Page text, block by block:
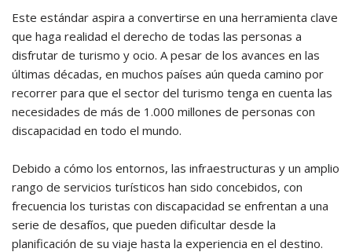
Este estándar aspira a convertirse en una herramienta clave
que haga realidad el derecho de todas las personas a
disfrutar de turismo y ocio. A pesar de los avances en las
últimas décadas, en muchos países aún queda camino por
recorrer para que el sector del turismo tenga en cuenta las
necesidades de más de 1.000 millones de personas con
discapacidad en todo el mundo.
Debido a cómo los entornos, las infraestructuras y un amplio
rango de servicios turísticos han sido concebidos, con
frecuencia los turistas con discapacidad se enfrentan a una
serie de desafíos, que pueden dificultar desde la
planificación de su viaje hasta la experiencia en el destino.